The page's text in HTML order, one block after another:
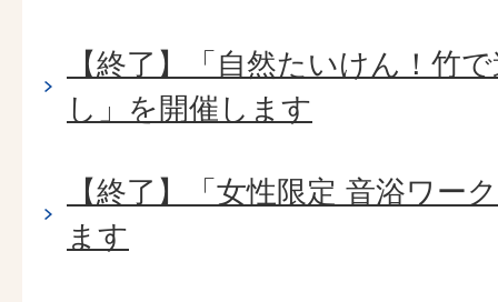
【終了】「自然たいけん！竹
し」を開催します
【終了】「女性限定 音浴ワー
ます